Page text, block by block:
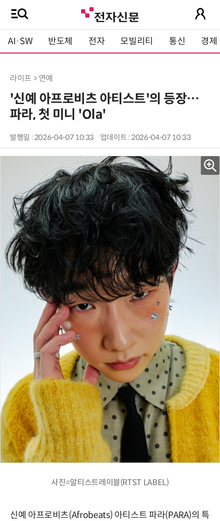
AI·SW 반도체 전자 모빌리티 통신 경제
라이프 > 연예
'신예 아프로비츠 아티스트'의 등장…
파라, 첫 미니 'Ola'
발행일 : 2026-04-07 10:33 업데이트 : 2026-04-07 10:33
사진=알티스트레이블(RTST LABEL)
신예 아프로비츠(Afrobeats) 아티스트 파라(PARA)의 특